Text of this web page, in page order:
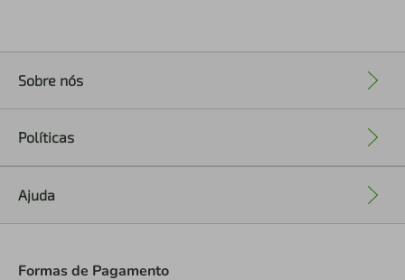
Sobre nós
Políticas
Ajuda
Formas de Pagamento